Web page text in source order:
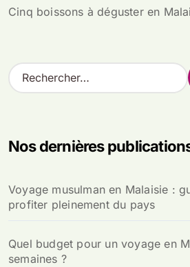
Cinq boissons à déguster en
R
e
r
e
r
Nos dernières
Voyage musulman en Malaisie :
profiter pleinement du pays
Quel budget pour un voyage en
semaines ?